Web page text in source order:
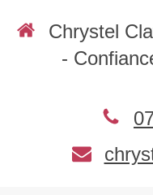
Chrystel
-